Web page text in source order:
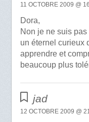
11 OCTOBRE 2009 @
Dora,
Non je ne suis
un éternel curieux
apprendre et
beaucoup plus
jad
12 OCTOBRE 2009 @